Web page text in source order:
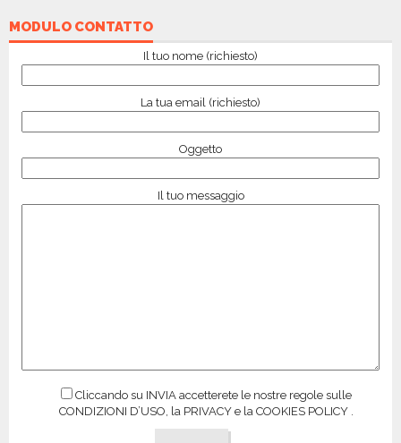
MODULO CONTATTO
Il tuo nome (richiesto)
La tua email (richiesto)
Oggetto
Il tuo messaggio
Cliccando su INVIA accetterete le nostre regole sulle
CONDIZIONI D’USO, la PRIVACY e la COOKIES POLICY .